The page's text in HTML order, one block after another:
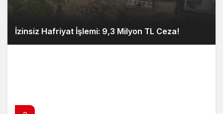
İzinsiz Hafriyat İşlemi: 9,3 Milyon TL Ceza!